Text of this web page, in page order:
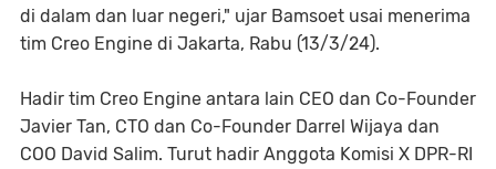
di dalam dan luar negeri," ujar Bamsoet usai menerima
tim Creo Engine di Jakarta, Rabu (13/3/24).
Hadir tim Creo Engine antara lain CEO dan Co-Founder
Javier Tan, CTO dan Co-Founder Darrel Wijaya dan
COO David Salim. Turut hadir Anggota Komisi X DPR-RI